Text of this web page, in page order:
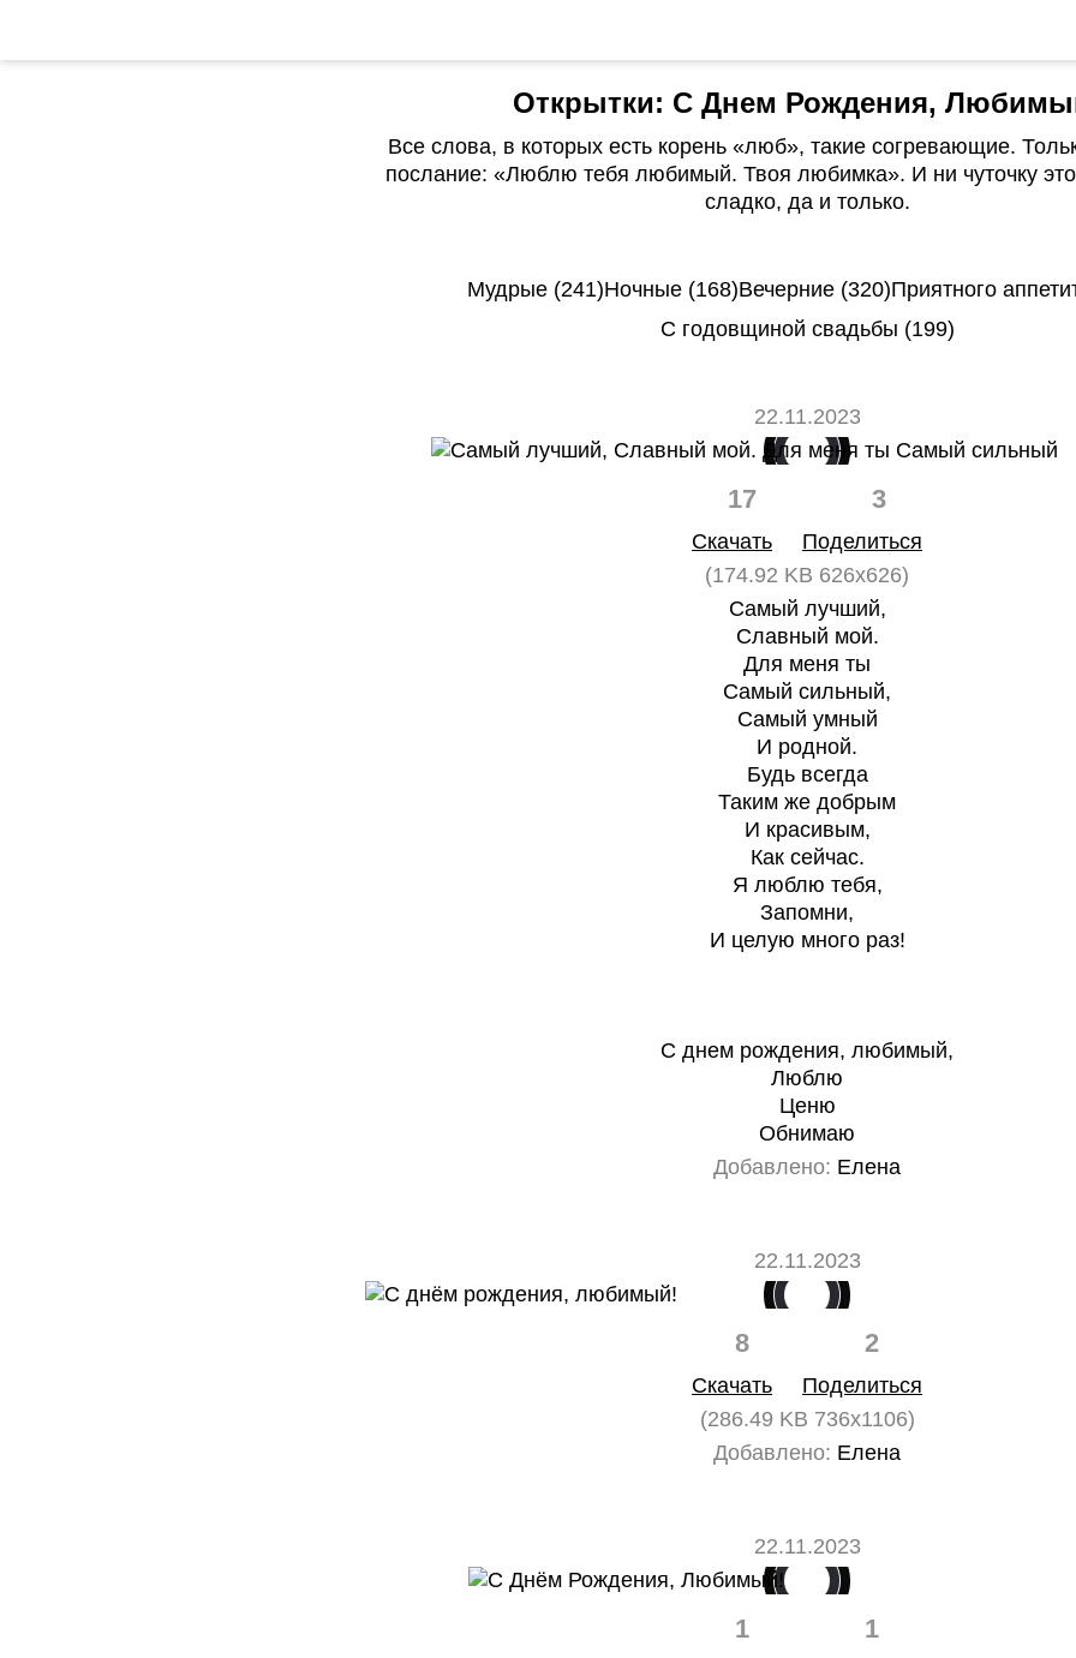
Открытки: С Днем Рождения,
Все слова, в которых есть корень «люб», такие согревающие.
послание: «Люблю тебя любимый. Твоя любимка». И ни чуточку
сладко, да и только.
Мудрые (241)Ночные (168)Вечерние (320)Приятного
С годовщиной свадьбы (199)
22.11.2023
17 3
Скачать
Поделиться
(174.92 KB 626x626)
Самый лучший,
Славный мой.
Для меня ты
Самый сильный,
Самый умный
И родной.
Будь всегда
Таким же добрым
И красивым,
Как сейчас.
Я люблю тебя,
Запомни,
И целую много раз!
С днем рождения, любимый,
Люблю
Ценю
Обнимаю
Добавлено: Елена
22.11.2023
8 2
Скачать
Поделиться
(286.49 KB 736x1106)
Добавлено: Елена
22.11.2023
1 1